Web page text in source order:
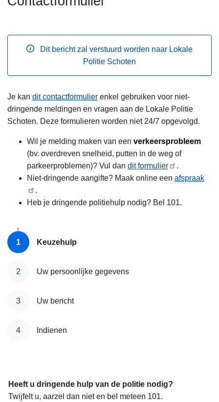
Dit bericht zal verstuurd worden naar Lokale
Politie Schoten
Je kan dit contactformulier enkel gebruiken voor niet-
dringende meldingen en vragen aan de Lokale Politie
Schoten. Deze formulieren worden niet 24/7 opgevolgd.
Wil je melding maken van een verkeersprobleem
(bv. overdreven snelheid, putten in de weg of
parkeerproblemen)? Vul dan dit formulier
.
Niet-dringende aangifte? Maak online een afspraak
.
Heb je dringende politiehulp nodig? Bel 101.
Keuzehulp
Uw persoonlijke gegevens
Uw bericht
Indienen
Heeft u dringende hulp van de politie nodig?
Twijfelt u, aarzel dan niet en bel meteen 101.